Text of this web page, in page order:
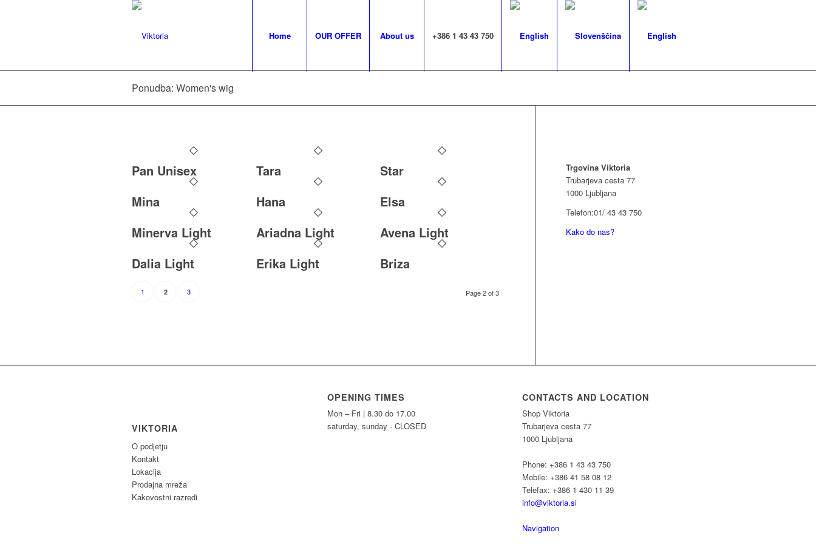
Home OUR OFFER About us +386 1 43 43 750
Ponudba: Women's wig
Pan Unisex Tara
Star
Mina
Hana
Elsa
Minerva Light
Ariadna Light
Avena Light
Dalia Light
Erika Light Briza
Page 2 of 3
1 2 3
Trgovina Viktoria
Trubarjeva cesta 77
1000 Ljubljana
Telefon:01/ 43 43 750
Kako do nas?
VIKTORIA
O podjetju
Kontakt
Lokacija
Prodajna mreža
Kakovostni razredi
OPENING TIMES
Mon – Fri | 8.30 do 17.00
saturday, sunday - CLOSED
CONTACTS AND LOCATION
Shop Viktoria
Trubarjeva cesta 77
1000 Ljubljana
Phone: +386 1 43 43 750
Mobile: +386 41 58 08 12
Telefax: +386 1 430 11 39
info@viktoria.si
Navigation